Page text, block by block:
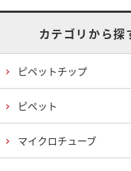
カテゴリから探
ピペットチップ
ピペット
マイクロチューブ